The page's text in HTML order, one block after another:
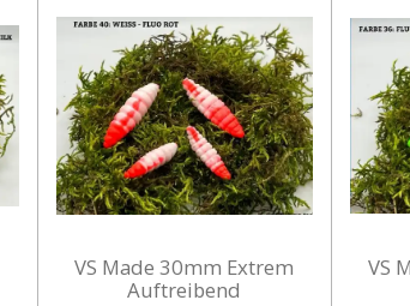
VS Made 30mm Extrem
Auftreibend
VS